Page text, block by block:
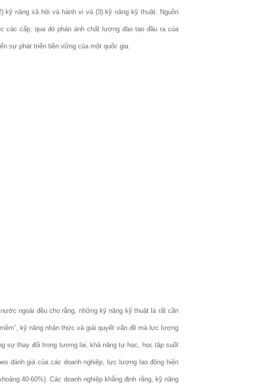
năng xã hội và hành vi và (3) kỹ năng kỹ thuật. Nguồn
các cấp, qua đó phản ánh chất lượng đào tạo đầu ra của
sự phát triển bền vững của một quốc gia.
ngoài đều cho rằng, những kỹ năng kỹ thuật là rất cần
kỹ năng nhận thức và giải quyết vấn đề mà lực lượng
sự thay đổi trong tương lai, khả năng tự học, học tập suốt
đánh giá của các doanh nghiệp, lực lượng lao động hiện
40-60%). Các doanh nghiệp khẳng định rằng, kỹ năng